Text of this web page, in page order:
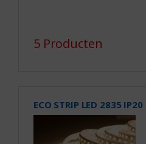
5 Producten
ECO STRIP LED 2835 IP20